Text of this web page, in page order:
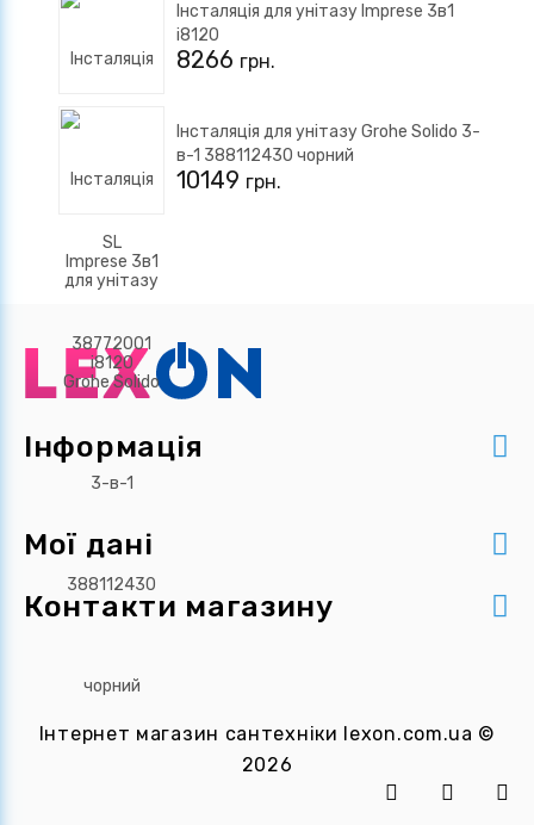
Інсталяція для унітазу Imprese 3в1
i8120
8266 грн.
Інсталяція для унітазу Grohe Solido 3-
в-1 388112430 чорний
10149 грн.
Інформація
Мої дані
Контакти магазину
Інтернет магазин сантехніки lexon.com.ua ©
2026